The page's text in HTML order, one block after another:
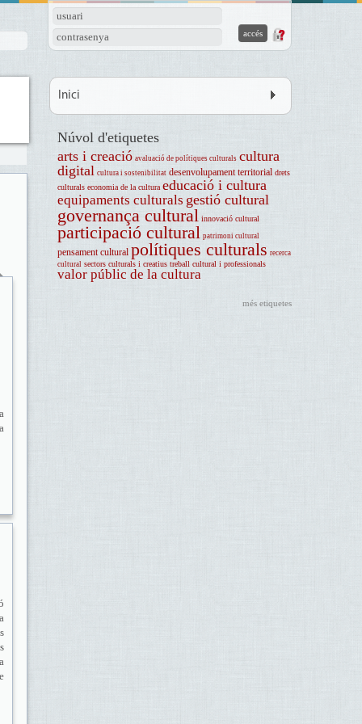
usuari
contrasenya
Inici
Núvol d'etiquetes
arts i creació avaluació de polítiques culturals cultura
digital cultura i sostenibilitat desenvolupament territorial drets
culturals economia de la cultura educació i cultura
equipaments culturals gestió cultural
governança cultural innovació cultural
participació cultural patrimoni cultural
pensament cultural polítiques culturals recerca
cultural sectors culturals i creatius treball cultural i professionals
valor públic de la cultura
més etiquetes